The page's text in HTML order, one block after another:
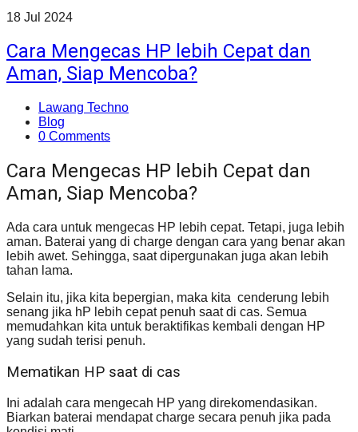
18 Jul 2024
Cara Mengecas HP lebih Cepat dan
Aman, Siap Mencoba?
Lawang Techno
Blog
0 Comments
Cara Mengecas HP lebih Cepat dan
Aman, Siap Mencoba?
Ada cara untuk mengecas HP lebih cepat. Tetapi, juga lebih
aman. Baterai yang di charge dengan cara yang benar akan
lebih awet. Sehingga, saat dipergunakan juga akan lebih
tahan lama.
Selain itu, jika kita bepergian, maka kita cenderung lebih
senang jika hP lebih cepat penuh saat di cas. Semua
memudahkan kita untuk beraktifikas kembali dengan HP
yang sudah terisi penuh.
Mematikan HP saat di cas
Ini adalah cara mengecah HP yang direkomendasikan.
Biarkan baterai mendapat charge secara penuh jika pada